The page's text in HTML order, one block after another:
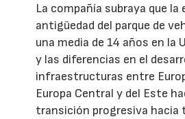
La compañía subraya que la
antigüedad del parque de
una media de 14 años en la
y las diferencias en el
infraestructuras entre
Europa Central y del Este
transición progresiva hacia